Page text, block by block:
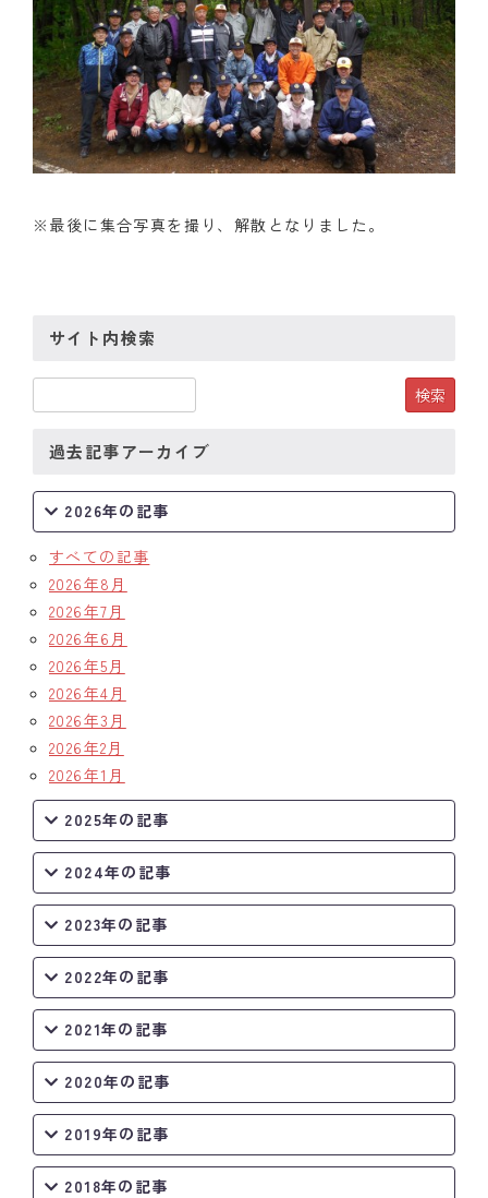
※最後に集合写真を撮り、解散となりました。
サイト内検索
過去記事アーカイブ
2026年の記事
すべての記事
2026年8月
2026年7月
2026年6月
2026年5月
2026年4月
2026年3月
2026年2月
2026年1月
2025年の記事
2024年の記事
2023年の記事
2022年の記事
2021年の記事
2020年の記事
2019年の記事
2018年の記事